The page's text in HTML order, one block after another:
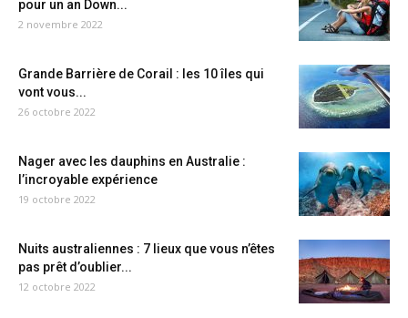
pour un an Down...
2 novembre 2022
Grande Barrière de Corail : les 10 îles qui
vont vous...
26 octobre 2022
Nager avec les dauphins en Australie :
l’incroyable expérience
19 octobre 2022
Nuits australiennes : 7 lieux que vous n’êtes
pas prêt d’oublier...
12 octobre 2022